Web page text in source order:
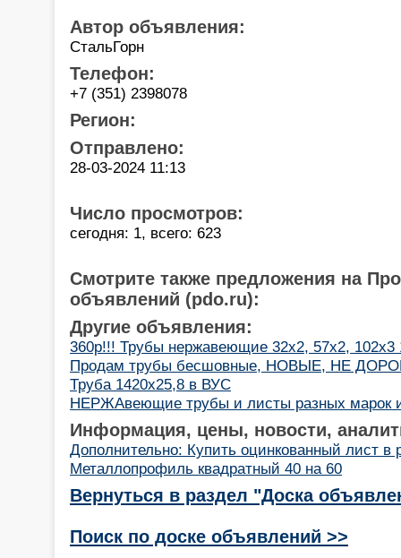
Автор объявления:
СтальГорн
Телефон:
+7 (351) 2398078
Регион:
Отправлено:
28-03-2024 11:13
Число просмотров:
сегодня: 1, всего: 623
Смотрите также предложения на
объявлений (pdo.ru):
Другие объявления:
360р!!! Трубы нержавеющие 32х2, 57х2, 102х3
Продам трубы бесшовные, НОВЫЕ, НЕ
Труба 1420х25,8 в ВУС
НЕРЖАвеющие трубы и листы разных марок
Информация, цены, новости,
Дополнительно: Купить оцинкованный лист в
Металлопрофиль квадратный 40 на 60
Вернуться в раздел "Доска
Поиск по доске объявлений >>